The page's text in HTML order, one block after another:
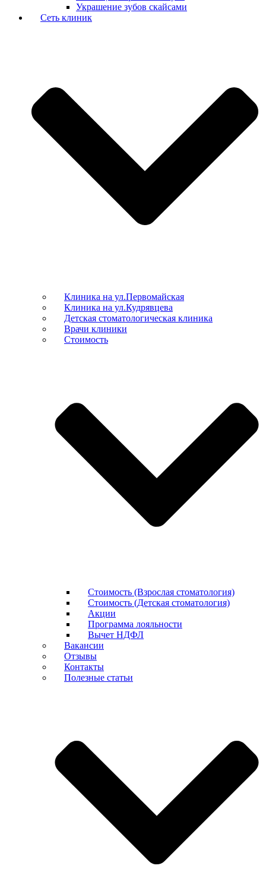
Украшение зубов скайсами
Сеть клиник
Клиника на ул.Первомайская
Клиника на ул.Кудрявцева
Детская стоматологическая клиника
Врачи клиники
Стоимость
Стоимость (Взрослая стоматология)
Стоимость (Детская стоматология)
Акции
Программа лояльности
Вычет НДФЛ
Вакансии
Отзывы
Контакты
Полезные статьи